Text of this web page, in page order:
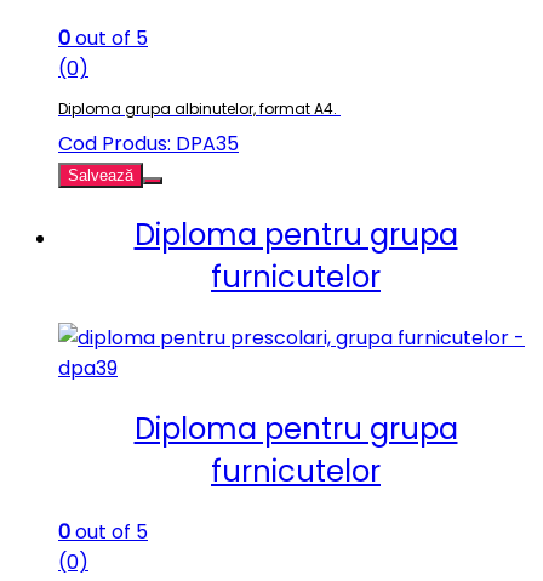
0out of 5
(0)
Diploma grupa albinutelor, format A4.
Cod Produs: DPA35
Salvează
Diploma pentru grupa
furnicutelor
Diploma pentru grupa
furnicutelor
0out of 5
(0)